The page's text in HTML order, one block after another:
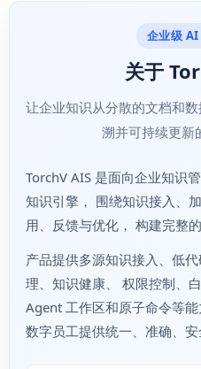
企业级
关于
让企业知识从分散的文档和
溯并可持续更新
TorchV AIS 是面向企业知识
知识引擎， 围绕知识接入、
用、反馈与优化， 构建完整
产品提供多源知识接入、低
理、知识健康、 权限控制、
Agent 工作区和原子命令等
数字员工提供统一、准确、安